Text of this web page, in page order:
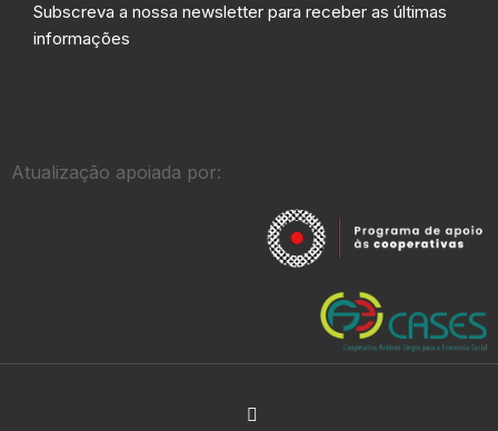
Subscreva a nossa newsletter para receber as últimas
informações
Atualização apoiada por: